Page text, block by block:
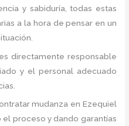
y sabiduría, todas estas
a la hora de pensar en un
es directamente responsable
y el personal adecuado
mudanza en Ezequiel
el proceso y dando garantías